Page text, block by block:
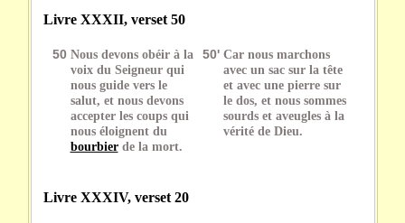
Livre XXXII, verset 50
50 Nous devons obéir à la
voix du Seigneur qui
nous guide vers le
salut, et nous devons
accepter les coups qui
nous éloignent du
bourbierde la mort.
50' Car nous marchons
avec un sac sur la tête
et avec une pierre sur
le dos, et nous sommes
sourds et aveugles à la
vérité de Dieu.
Livre XXXIV, verset 20